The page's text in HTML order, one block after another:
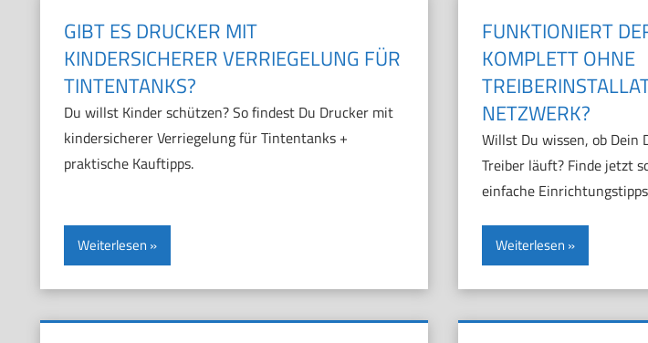
GIBT ES DRUCKER MIT
KINDERSICHERER VERRIEGELUNG FÜR
TINTENTANKS?
Du willst Kinder schützen? So findest Du Drucker mit
kindersicherer Verriegelung für Tintentanks +
praktische Kauftipps.
Weiterlesen
FUNKTIONIERT
KOMPLETT OHNE
NETZWERK?
Willst Du wissen, ob Dein
Treiber läuft? Finde jetzt
einfache
Weiterlesen